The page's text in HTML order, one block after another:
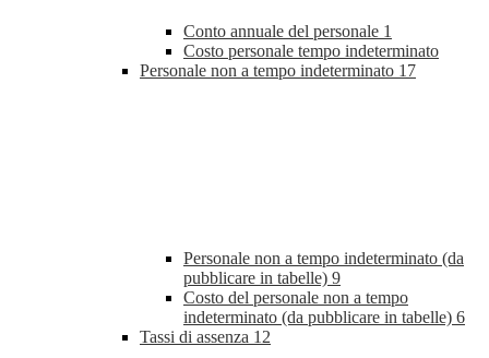
Conto annuale del personale 1
Costo personale tempo indeterminato
Personale non a tempo indeterminato 17
Personale non a tempo indeterminato (da
pubblicare in tabelle) 9
Costo del personale non a tempo
indeterminato (da pubblicare in tabelle) 6
Tassi di assenza 12